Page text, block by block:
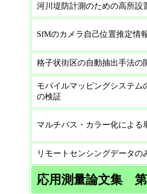
河川堤防計測のための高所設
SfMのカメラ自己位置推定情
格子状街区の自動抽出手法の
モバイルマッピングシステ
の検証
マルチパス・カラー化による
リモートセンシングデータの
応用測量論文集